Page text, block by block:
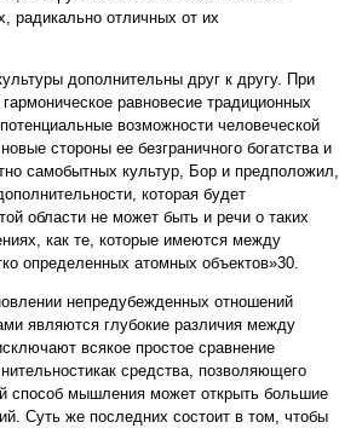
радикально отличных от их
дополнительны друг к другу. При
равновесие традиционных
возможности человеческой
стороны ее безграничного богатства и
самобытных культур, Бор и предположил,
которая будет
области не может быть и речи о таких
как те, которые имеются между
определенных атомных объектов»30.
непредубежденных отношений
являются глубокие различия между
всякое простое сравнение
средства, позволяющего
способ мышления может открыть большие
Суть же последних состоит в том, чтобы